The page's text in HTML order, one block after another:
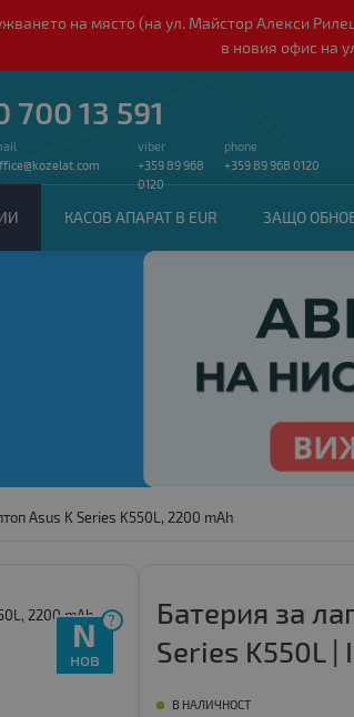
на място (на ул. Майстор Алекси
в новия офис на
700 13 591
viber
+359 89 968
0120
phone
+359 89 968 0120
КАСОВ АПАРАТ В EUR ЗАЩО
Asus K Series K550L, 2200 mAh
?
N
нов
Батерия за
Series K550L |
В НАЛИЧНОСТ